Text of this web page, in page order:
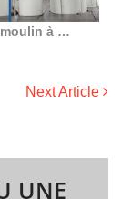
Chine Dafu moulin à huile à vis bien connu pour le traitement de nombreuses usines d’huile
Next Article
UNE